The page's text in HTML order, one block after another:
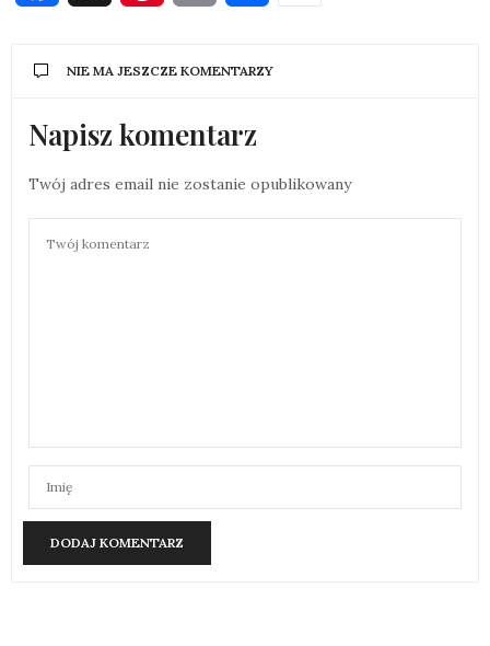
NIE MA JESZCZE KOMENTARZY
Napisz komentarz
Twój adres email nie zostanie opublikowany